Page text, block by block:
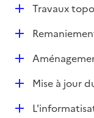
p
l
i
e
DTravaux
D
pD
DMise à jour
D